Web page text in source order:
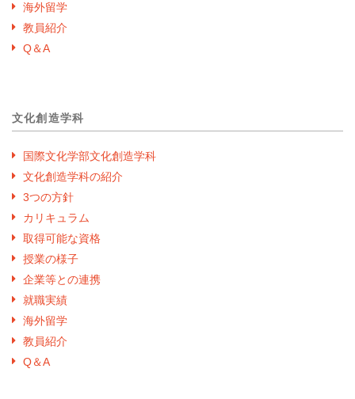
海外留学
教員紹介
Q＆A
文化創造学科
国際文化学部文化創造学科
文化創造学科の紹介
3つの方針
カリキュラム
取得可能な資格
授業の様子
企業等との連携
就職実績
海外留学
教員紹介
Q＆A